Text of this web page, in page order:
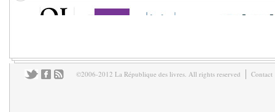
©2006-2012 La République des livres. All rights reserved Contact